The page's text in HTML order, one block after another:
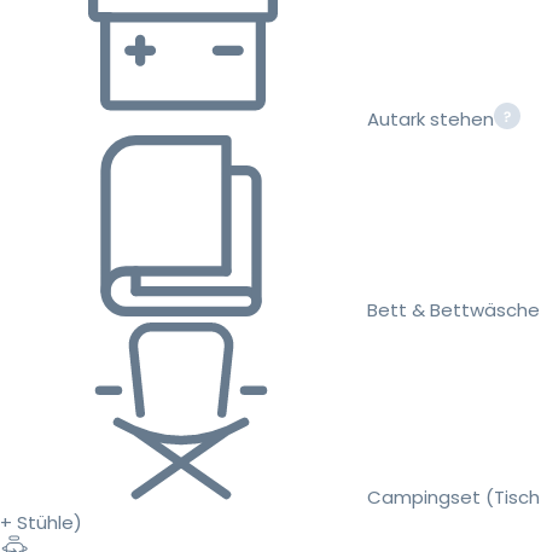
Autark stehen
Bett & Bettwäsche
Campingset (Tisch
+ Stühle)